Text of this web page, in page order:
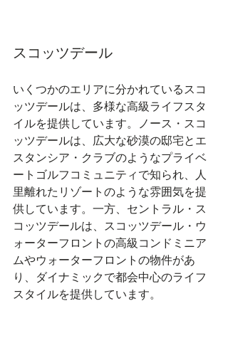
スコッツデール
いくつかのエリアに分かれているスコ
ッツデールは、多様な高級ライフスタ
イルを提供しています。ノース・スコ
ッツデールは、広大な砂漠の邸宅とエ
スタンシア・クラブのようなプライベ
ートゴルフコミュニティで知られ、人
里離れたリゾートのような雰囲気を提
供しています。一方、セントラル・ス
コッツデールは、スコッツデール・ウ
ォーターフロントの高級コンドミニア
ムやウォーターフロントの物件があ
り、ダイナミックで都会中心のライフ
スタイルを提供しています。